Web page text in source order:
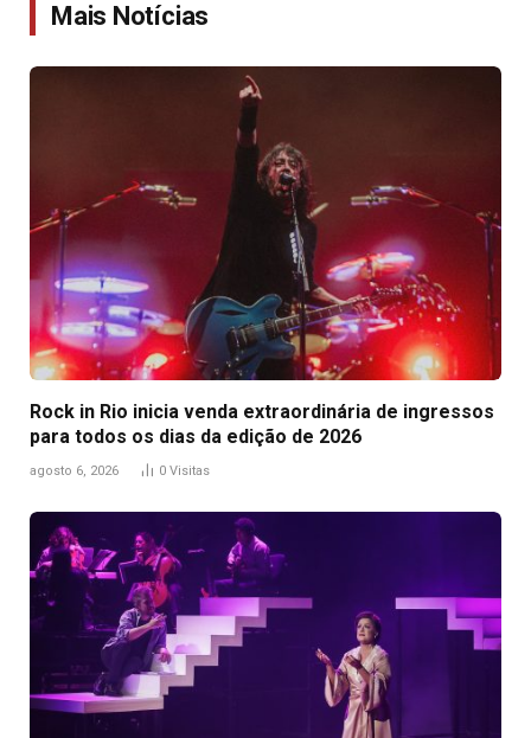
Mais Notícias
Rock in Rio inicia venda extraordinária de ingressos
para todos os dias da edição de 2026
agosto 6, 2026 0 Visitas